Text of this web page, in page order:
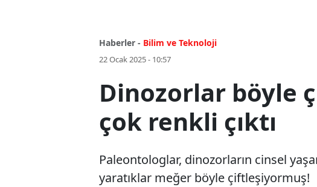
Haberler - Bilim ve Teknoloji
22 Ocak 2025 - 10:57
Dinozorlar böyle
çok renkli çıktı
Paleontologlar, dinozorların cinsel
yaratıklar meğer böyle çiftleşiyormuş!